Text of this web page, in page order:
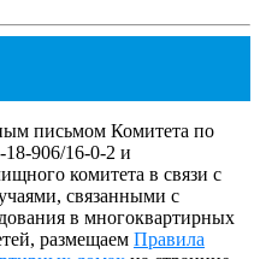
письмом Комитета по
906/16-0-2 и
комитета в связи с
связанными с
в многоквартирных
размещаем Правила